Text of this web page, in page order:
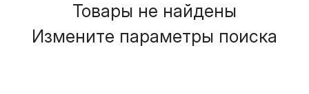
Товары не найдены
Измените параметры поиска